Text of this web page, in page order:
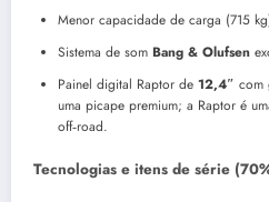
Menor capacidade de carga (715
Sistema de som Bang & Olufsen
Painel digital Raptor de 12,4″ com
uma picape premium; a Raptor é
off‑road.
Tecnologias e itens de série